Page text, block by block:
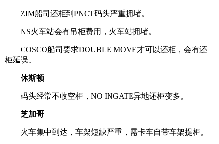
ZIM船司还柜到PNCT码头严重拥堵。
NS火车站会有吊柜费用，火车站拥堵。
COSCO船司要求DOUBLE MOVE才可以还柜，会有还
柜延误。
休斯顿
码头经常不收空柜，NO INGATE异地还柜变多。
芝加哥
火车集中到达，车架短缺严重，需卡车自带车架提柜。